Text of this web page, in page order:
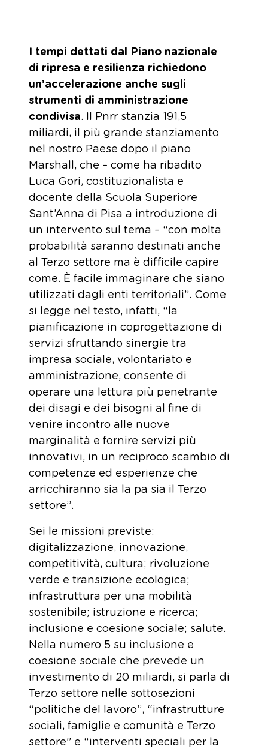
I tempi dettati dal Piano nazionale
di ripresa e resilienza richiedono
un’accelerazione anche sugli
strumenti di amministrazione
condivisa. Il Pnrr stanzia 191,5
miliardi, il più grande stanziamento
nel nostro Paese dopo il piano
Marshall, che – come ha ribadito
Luca Gori, costituzionalista e
docente della Scuola Superiore
Sant’Anna di Pisa a introduzione di
un intervento sul tema – “con molta
probabilità saranno destinati anche
al Terzo settore ma è difficile capire
come. È facile immaginare che siano
utilizzati dagli enti territoriali”. Come
si legge nel testo, infatti, “la
pianificazione in coprogettazione di
servizi sfruttando sinergie tra
impresa sociale, volontariato e
amministrazione, consente di
operare una lettura più penetrante
dei disagi e dei bisogni al fine di
venire incontro alle nuove
marginalità e fornire servizi più
innovativi, in un reciproco scambio di
competenze ed esperienze che
arricchiranno sia la pa sia il Terzo
settore”.
Sei le missioni previste:
digitalizzazione, innovazione,
competitività, cultura; rivoluzione
verde e transizione ecologica;
infrastruttura per una mobilità
sostenibile; istruzione e ricerca;
inclusione e coesione sociale; salute.
Nella numero 5 su inclusione e
coesione sociale che prevede un
investimento di 20 miliardi, si parla di
Terzo settore nelle sottosezioni
“politiche del lavoro”, “infrastrutture
sociali, famiglie e comunità e Terzo
settore” e “interventi speciali per la